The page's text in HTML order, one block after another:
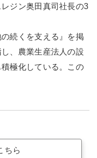
ジン奥田真司社長の3
続くを支える』を掲
、農業生産法人の設
極化している。この
ちら